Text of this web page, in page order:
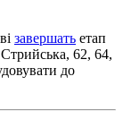
завершать етап
Стрийська, 62, 64,
до